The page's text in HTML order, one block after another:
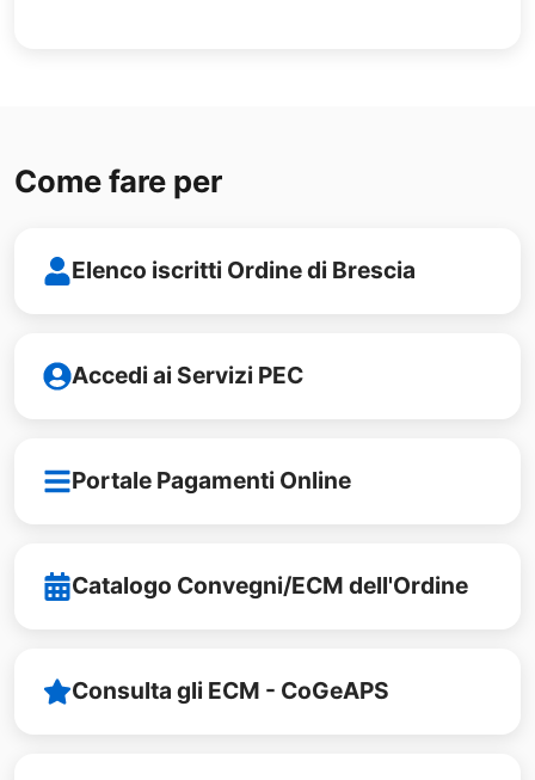
Come fare per
Elenco iscritti Ordine di Brescia
Accedi ai Servizi PEC
Portale Pagamenti Online
Catalogo Convegni/ECM dell'Ordine
Consulta gli ECM - CoGeAPS